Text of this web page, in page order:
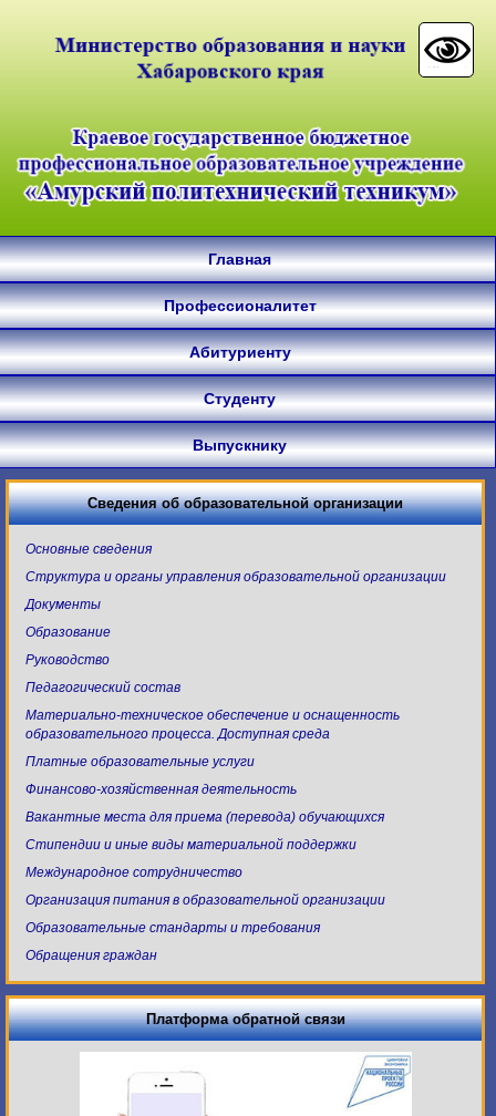
Главная
Профессионалитет
Абитуриенту
Студенту
Выпускнику
Сведения об образовательной организации
Основные сведения
Структура и органы управления образовательной организации
Документы
Образование
Руководство
Педагогический состав
Материально-техническое обеспечение и оснащенность
образовательного процесса. Доступная среда
Платные образовательные услуги
Финансово-хозяйственная деятельность
Вакантные места для приема (перевода) обучающихся
Стипендии и иные виды материальной поддержки
Международное сотрудничество
Организация питания в образовательной организации
Образовательные стандарты и требования
Обращения граждан
Платформа обратной связи